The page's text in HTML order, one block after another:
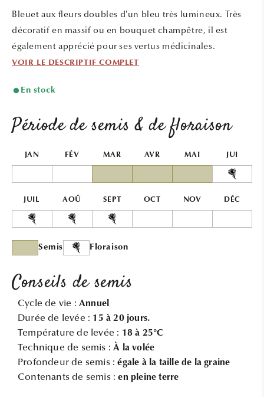
une
fenêtre
modale
Bleuet aux fleurs doubles d'un bleu très lumineux. Très
décoratif en massif ou en bouquet champêtre, il est
également apprécié pour ses vertus médicinales.
VOIR LE DESCRIPTIF COMPLET
En stock
Période de semis & de floraison
JAN FÉV MAR AVR MAI JUI
JUIL AOÛ SEPT OCT NOV DÉC
Semis Floraison
Conseils de semis
Cycle de vie : Annuel
Durée de levée : 15 à 20 jours.
Température de levée : 18 à 25°C
Technique de semis :À la volée
Profondeur de semis :égale à la taille de la graine
Contenants de semis :en pleine terre